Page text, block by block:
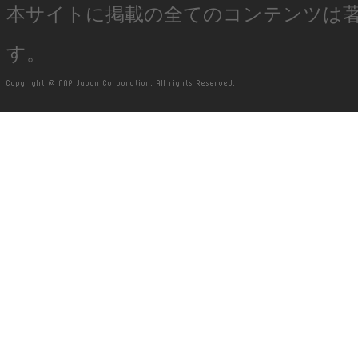
本サイトに掲載の全てのコンテンツは
す。